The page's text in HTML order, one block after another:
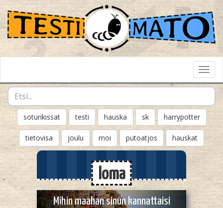
soturikissat testi hauska sk harrypotter
tietovisa joulu moi putoatjos hauskat
loma
Mihin maahan sinun kannattaisi